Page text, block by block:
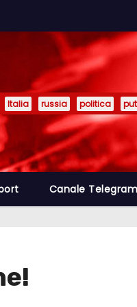
Italia russia politica
Canale Telegram